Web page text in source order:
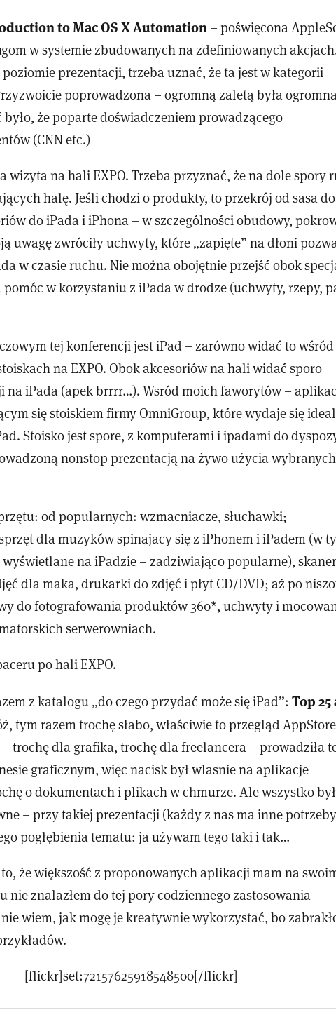
to Mac OS X Automation – poświęcona
w systemie zbudowanych na zdefiniowanych
prezentacji, trzeba uznać, że ta jest w kategorii
poprowadzona – ogromną zaletą była
że poparte doświadczeniem prowadzącego
(CNN etc.)
wizyta na hali EXPO. Trzeba przyznać, że na dole spory
halę. Jeśli chodzi o produkty, to przekrój od sasa
do iPada i iPhona – w szczególności obudowy,
uwagę zwróciły uchwyty, które „zapięte” na dłoni
w czasie ruchu. Nie można obojętnie przejść obok
w korzystaniu z iPada w drodze (uchwyty, rzepy,
tej konferencji jest iPad – zarówno widać to wśród
na EXPO. Obok akcesoriów na hali widać sporo
na iPada (apek brrrr…). Wsród moich faworytów –
się stoiskiem firmy OmniGroup, które wydaje się
Stoisko jest spore, z komputerami i ipadami do
nonstop prezentacją na żywo użycia wybranych
od popularnych: wzmacniacze, słuchawki;
dla muzyków spinajacy się z iPhonem i iPadem (w
na iPadzie – zadziwiająco popularne),
dla maka, drukarki do zdjęć i płyt CD/DVD; aż po
do fotografowania produktów 360*, uchwyty i
serwerowniach.
po hali EXPO.
z katalogu „do czego przydać może się iPad”: Top
tym razem trochę słabo, właściwie to przegląd AppStore
trochę dla grafika, trochę dla freelancera – prowadziła
graficznym, więc nacisk był wlasnie na aplikacje
o dokumentach i plikach w chmurze. Ale wszystko
– przy takiej prezentacji (każdy z nas ma inne
pogłębienia tematu: ja używam tego taki i tak…
że większość z proponowanych aplikacji mam na
nie znalazłem do tej pory codziennego zastosowania –
wiem, jak mogę je kreatywnie wykorzystać, bo
[flickr]set:72157625918548500[/flickr]